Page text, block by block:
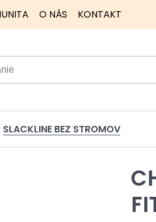
O NÁS KONTAKT
SLACKLINE BEZ STROMOV